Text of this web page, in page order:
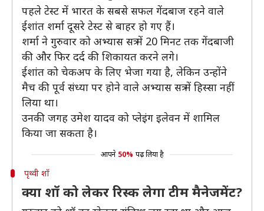
पहले टेस्ट में भारत के सबसे सफल गेंदबाज रहने वाले
ईशांत शर्मा दूसरे टेस्ट से बाहर हो गए हैं।
शर्मा ने गुरुवार को अभ्यास सत्र में 20 मिनट तक गेंदबाजी
की और फिर दर्द की शिकायत करने लगे।
ईशांत को चेकअप के लिए भेजा गया है, लेकिन उन्होंने
मैच की पूर्व संध्या पर होने वाले अभ्यास सत्र में हिस्सा नहीं
लिया था।
उनकी जगह उमेश यादव को प्लेइंग इलेवन में शामिल
किया जा सकता है।
आपने 50% पढ़ लिया है
पृथ्वी शॉ
क्या शॉ को लेकर रिस्क लेगा टीम मैनेजमेंट?